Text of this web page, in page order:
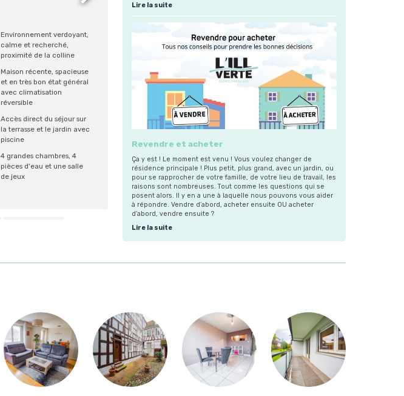
Environnement verdoyant,
calme et recherché,
proximité de la colline
Maison récente, spacieuse
et en très bon état général
avec climatisation
réversible
Accès direct du séjour sur
la terrasse et le jardin avec
piscine
4 grandes chambres, 4
pièces d'eau et une salle
de jeux
Appartement
Strasbourg Koenigshoffen
4 pièces - 88.44 m²
Bien situé à Koenigshoffen, au 2ème étage sur 9,
appartement 4 pièces 3 chambres, de 88m², en
EN SAVOIR PLUS
Lire la suite
Revendre et acheter
Ça y est ! Le moment est venu ! Vous voulez changer de
résidence principale ! Plus petit, plus grand, avec un jardin, ou
pour se rapprocher de votre famille, de votre lieu de travail, les
raisons sont nombreuses. Tout comme les questions qui se
posent alors. Il y en a une à laquelle nous pouvons vous aider
à répondre. Vendre d’abord, acheter ensuite OU acheter
d’abord, vendre ensuite ?
Lire la suite